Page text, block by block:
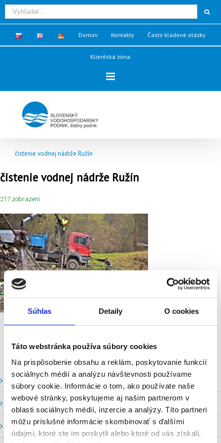
Súhlas Detaily O cookies
Táto webstránka používa súbory cookies
Na prispôsobenie obsahu a reklám, poskytovanie funkcií
sociálnych médií a analýzu návštevnosti používame
súbory cookie. Informácie o tom, ako používate naše
webové stránky, poskytujeme aj našim partnerom v
oblasti sociálnych médií, inzercie a analýzy. Títo partneri
môžu príslušné informácie skombinovať s ďalšími
údajmi, ktoré ste im poskytli alebo ktoré od vás získali,
Domov Kontakty Často kladené otázky
Klientská zóna
čistenie vodnej nádrže Ružín
čistenie vodnej nádrže Ružín
217 zobrazení
Vodné stavy a prietoky SHMU
Stavy a prietoky SVP, š. p.
Mapový portál